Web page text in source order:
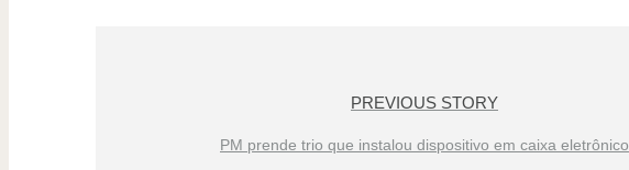
PREVIOUS STORY
PM prende trio que instalou dispositivo em caixa eletrônico